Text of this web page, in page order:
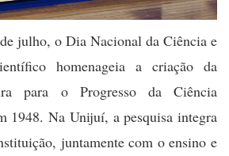
julho, o Dia Nacional da Ciência e
homenageia a criação da
para o Progresso da Ciência
1948. Na Unijuí, a pesquisa integra
juntamente com o ensino e